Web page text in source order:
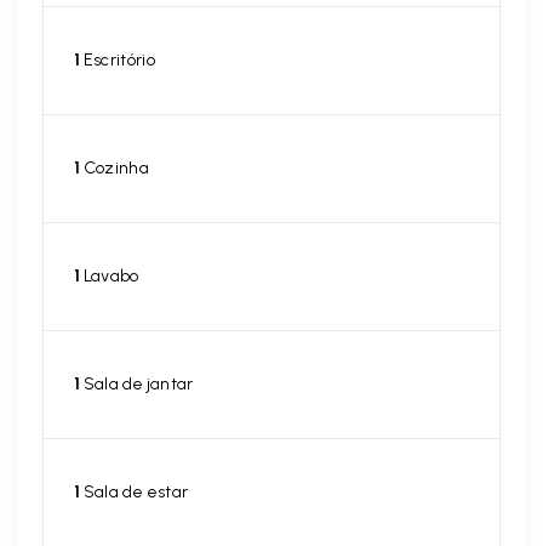
1 Escritório
1 Cozinha
1 Lavabo
1 Sala de jantar
1 Sala de estar